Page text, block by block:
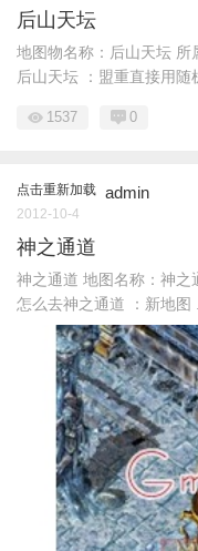
后山天坛
地图物名称：后山天坛
后山天坛 ：盟重直接用随
1537 0
点击重新加载 admin
2012-10-4
神之通道
神之通道 地图名称：神
怎么去神之通道 ：新地图